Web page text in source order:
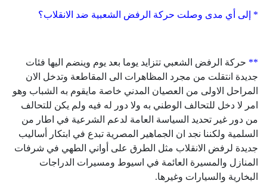
* إلى أي مدى وصلت حركة الرفض الشعبية ضد الانقلاب؟
** حركة الرفض الشعبي تتزايد يوما بعد يوم وينضم اليها فئات
جديدة انتقلت من مجرد المظاهرات الى المقاطعة وتدخل الان
المراحل الاولى من العصيان المدني خاصة مايقوم به الشباب وهو
امر لا دخل للتحالف الوطني به ولا دور له فيه ولم يكن للتحالف
من دور غير تحديد السياسة العامة لدعم الشرعية في اطار من
السلمية ولكننا نجد ان الجماهير المصرية تبدع في ابتكار أساليب
جديدة لرفض الانقلاب مثل الطرق على أواني الطهي في شرفات
المنازل والمسيرة العائمة في اسيوط ومسيرات الدراجات
البخارية والسيارات وغيرها.